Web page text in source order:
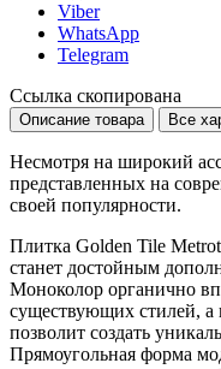
Viber
WhatsApp
Telegram
Ссылка скопирована
Описание товара Все
Несмотря на широкий
представленных на
своей популярности.
Плитка Golden Tile
станет достойным
Моноколор органично
существующих стилей, а
позволит создать
Прямоугольная форма